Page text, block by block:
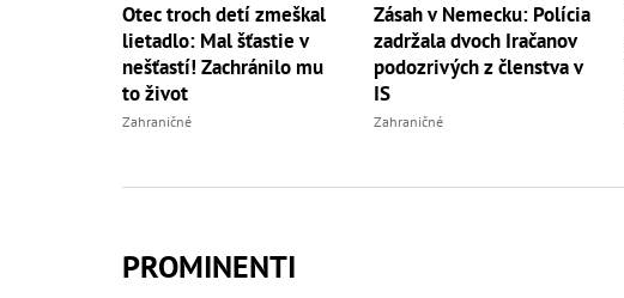
Otec troch detí zmeškal
lietadlo: Mal šťastie v
nešťastí! Zachránilo mu
to život
Zahraničné
Zásah v Nemecku: Polícia
zadržala dvoch Iračanov
podozrivých z členstva v
IS
Zahraničné
PROMINENTI